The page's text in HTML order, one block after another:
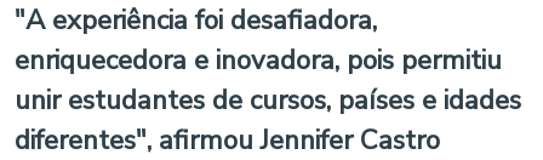
"A experiência foi desafiadora,
enriquecedora e inovadora, pois permitiu
unir estudantes de cursos, países e idades
diferentes", afirmou Jennifer Castro